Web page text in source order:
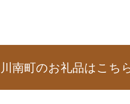
川南町のお礼品はこち